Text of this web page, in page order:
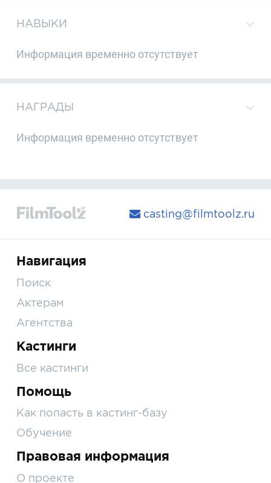
НАВЫКИ
Информация временно отсутствует
НАГРАДЫ
Информация временно отсутствует
casting@filmtoolz.ru
Навигация
Поиск
Актерам
Агентства
Кастинги
Все кастинги
Помощь
Как попасть в кастинг-базу
Обучение
Правовая информация
О проекте